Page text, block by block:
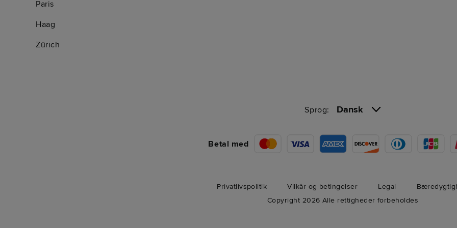
Paris
Haag
Zürich
Sprog: Dansk
Betal med
Privatlivspolitik Vilkår og betingelser Legal
Copyright 2026 Alle rettigheder forbeholdes